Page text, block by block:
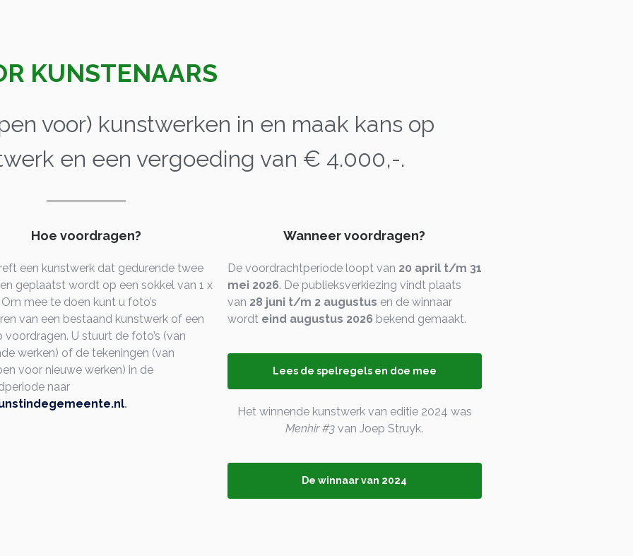
KUNSTENAARS
voor) kunstwerken in en maak kans op
en een vergoeding van € 4.000,-.
Hoe voordragen?
een kunstwerk dat gedurende twee
geplaatst wordt op een sokkel van 1 x
Om mee te doen kunt u foto’s
van een bestaand kunstwerk of een
voordragen. U stuurt de foto’s (van
werken) of de tekeningen (van
voor nieuwe werken) in de
naar
.
Wanneer voordragen?
De voordrachtperiode loopt van 20 april t/m 31
mei 2026. De publieksverkiezing vindt plaats
van 28 junit/m 2 augustus en de winnaar
wordt eind augustus 2026 bekend gemaakt.
Lees de spelregels en doe mee
Het winnende kunstwerk van editie 2024 was
Menhir #3van Joep Struyk.
De winnaar van 2024